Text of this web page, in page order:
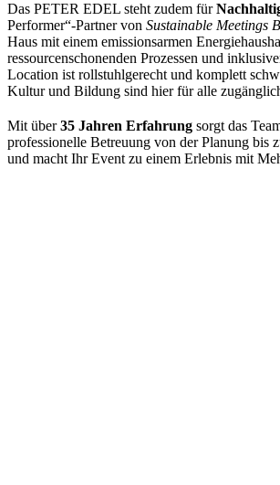
Das PETER EDEL steht zudem für
Performer“-Partner von Sustainable Meetings
Haus mit einem emissionsarmen
ressourcenschonenden Prozessen und
Location ist rollstuhlgerecht und komplett
Kultur und Bildung sind hier für alle
Mit über35 Jahren Erfahrung sorgt das
professionelle Betreuung von der Planung bis
und macht Ihr Event zu einem Erlebnis mit